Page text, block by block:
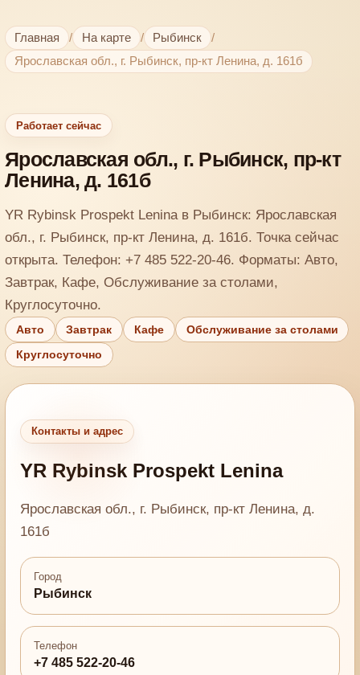
Главная / На карте / Рыбинск
/
Ярославская обл., г. Рыбинск, пр-кт Ленина, д. 161б
Работает сейчас
Ярославская обл., г. Рыбинск, пр-кт
Ленина, д. 161б
YR Rybinsk Prospekt Lenina в Рыбинск: Ярославская
обл., г. Рыбинск, пр-кт Ленина, д. 161б. Точка сейчас
открыта. Телефон: +7 485 522-20-46. Форматы: Авто,
Завтрак, Кафе, Обслуживание за столами,
Круглосуточно.
Авто Завтрак Кафе Обслуживание за столами
Круглосуточно
Контакты и адрес
YR Rybinsk Prospekt Lenina
Ярославская обл., г. Рыбинск, пр-кт Ленина, д.
161б
Город
Рыбинск
Телефон
+7 485 522-20-46